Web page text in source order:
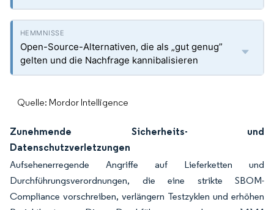
Open-Source-Alternativen, die als „gut genug”
gelten und die Nachfrage kannibalisieren
Quelle: Mordor Intelligence
Zunehmende Sicherheits- und
Datenschutzverletzungen
Aufsehenerregende Angriffe auf Lieferketten und
Durchführungsverordnungen, die eine strikte SBOM-
Compliance vorschreiben, verlängern Testzyklen und erhöhen